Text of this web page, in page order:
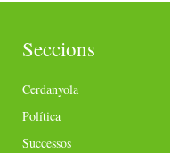
Seccions
Cerdanyola
Política
Successos